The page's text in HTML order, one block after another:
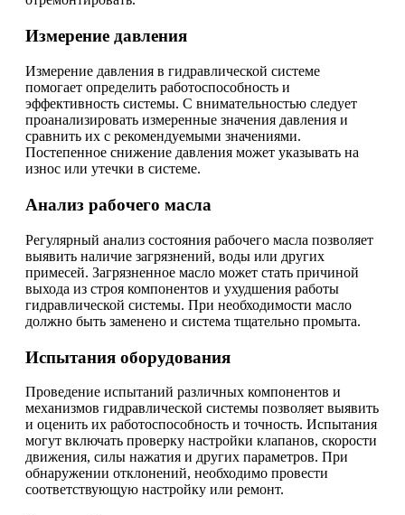
Измерение давления
Измерение давления в гидравлической системе
помогает определить работоспособность и
эффективность системы. С внимательностью следует
проанализировать измеренные значения давления и
сравнить их с рекомендуемыми значениями.
Постепенное снижение давления может указывать на
износ или утечки в системе.
Анализ рабочего масла
Регулярный анализ состояния рабочего масла позволяет
выявить наличие загрязнений, воды или других
примесей. Загрязненное масло может стать причиной
выхода из строя компонентов и ухудшения работы
гидравлической системы. При необходимости масло
должно быть заменено и система тщательно промыта.
Испытания оборудования
Проведение испытаний различных компонентов и
механизмов гидравлической системы позволяет выявить
и оценить их работоспособность и точность. Испытания
могут включать проверку настройки клапанов, скорости
движения, силы нажатия и других параметров. При
обнаружении отклонений, необходимо провести
соответствующую настройку или ремонт.